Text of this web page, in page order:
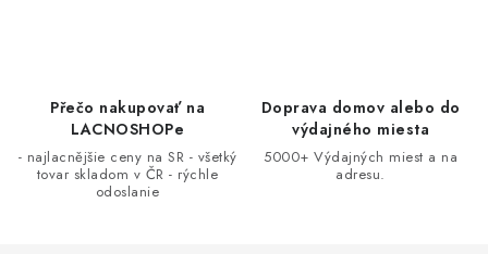
Přečo nakupovať na
LACNOSHOPe
- najlacnějšie ceny na SR - všetký
tovar skladom v ČR - rýchle
odoslanie
Doprava domov alebo do
výdajného miesta
5000+ Výdajných miest a na
adresu.